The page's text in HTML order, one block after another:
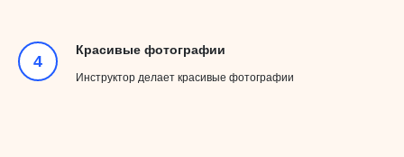
Красивые фотографии
Инструктор делает красивые фотографии